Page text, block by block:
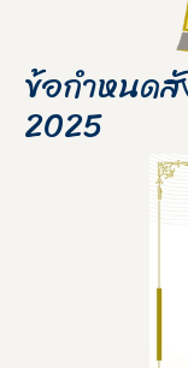
ข้อกำหนด
2025